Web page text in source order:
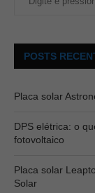
POSTS
Placa solar
DPS elétrica: o
fotovoltaico
Placa solar
Solar